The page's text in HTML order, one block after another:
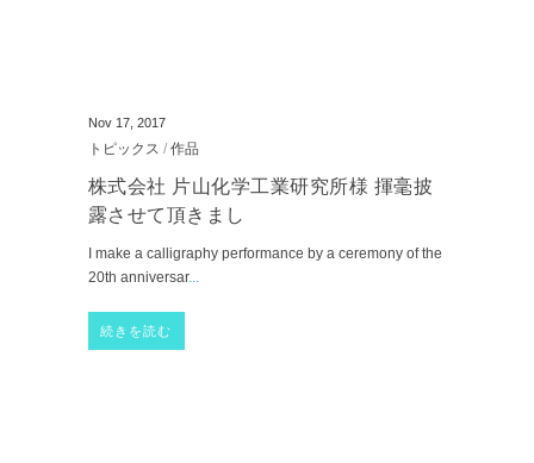
Nov 17, 2017
トピックス / 作品
株式会社 片山化学工業研究所様 揮毫披
露させて頂きまし
I make a calligraphy performance by a ceremony of the
20th anniversar...
続きを読む